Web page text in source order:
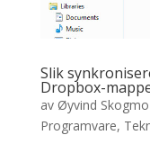
Slik
Dropbox-
av Øyvind
Programvare,